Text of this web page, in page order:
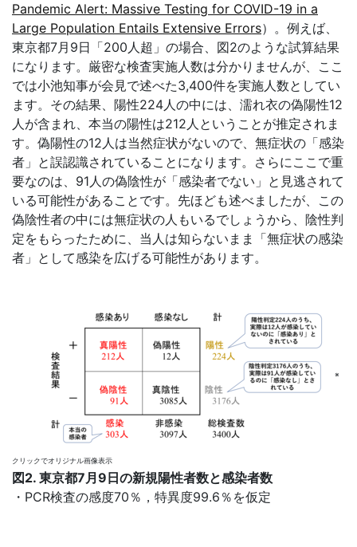
Pandemic Alert: Massive Testing for COVID-19 in a
Large Population Entails Extensive Errors）。例えば、
東京都7月9日「200人超」の場合、図2のような試算結果
になります。厳密な検査実施人数は分かりませんが、ここ
では小池知事が会見で述べた3,400件を実施人数としてい
ます。その結果、陽性224人の中には、濡れ衣の偽陽性12
人が含まれ、本当の陽性は212人ということが推定されま
す。偽陽性の12人は当然症状がないので、無症状の「感染
者」と誤認識されていることになります。さらにここで重
要なのは、91人の偽陰性が「感染者でない」と見逃されて
いる可能性があることです。先ほども述べましたが、この
偽陰性者の中には無症状の人もいるでしょうから、陰性判
定をもらったために、当人は知らないまま「無症状の感染
者」として感染を広げる可能性があります。
※
クリックでオリジナル画像表示
図2. 東京都7月9日の新規陽性者数と感染者数
・PCR検査の感度70％，特異度99.6％を仮定